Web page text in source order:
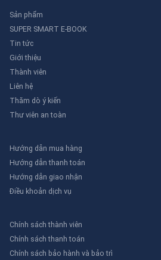
Sản phẩm
SUPER SMART E-BOOK
Tin tức
Giới thiệu
Thành viên
Liên hệ
Thăm dò ý kiến
Thư viên an toàn
Hướng dẫn mua hàng
Hướng dẫn thanh toán
Hướng dẫn giao nhận
Điều khoản dịch vụ
Chính sách thành viên
Chính sách thanh toán
Chính sách bảo hành và bảo trì